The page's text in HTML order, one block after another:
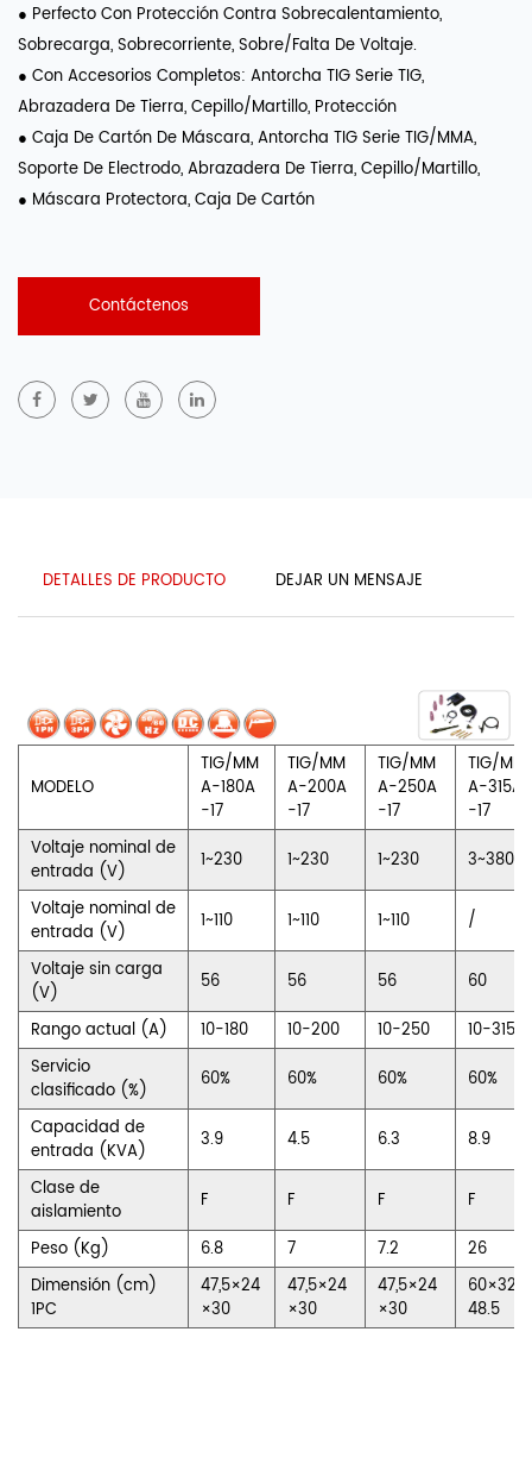
● Perfecto Con Protección Contra Sobrecalentamiento,
Sobrecarga, Sobrecorriente, Sobre/falta De Voltaje.
● Con Accesorios Completos: Antorcha TIG Serie TIG,
Abrazadera De Tierra, Cepillo/martillo, Protección
● Caja De Cartón De Máscara, Antorcha TIG Serie TIG/MMA,
Soporte De Electrodo, Abrazadera De Tierra, Cepillo/martillo,
● Máscara Protectora, Caja De Cartón
Contáctenos
DETALLES DE PRODUCTO DEJAR UN MENSAJE
MODELO
TIG/MM
A-180A
-17
TIG/MM
A-200A
-17
TIG/MM
A-250A
-17
TIG/MM
A-315A
-17
Voltaje nominal de
entrada (V)
1~230 1~230 1~230
3~380
Voltaje nominal de
entrada (V)
1~110 1~110 1~110
/
Voltaje sin carga
(V)
56 56 56
60
Rango actual (A)
10-180 10-200 10-250
10-315
Servicio
clasificado (%)
60% 60% 60%
60%
Capacidad de
entrada (KVA)
3.9 4.5 6.3
8.9
Clase de
aislamiento
F F F
F
Peso (Kg)
6.8 7 7.2
26
Dimensión (cm)
1PC
47,5×24
×30
47,5×24
×30
47,5×24
×30
60×32×
48.5